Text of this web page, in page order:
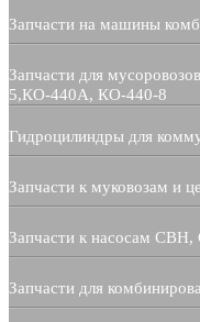
Запчасти на машины
Запчасти для
5,КО-440А, КО-440-8
Гидроцилиндры для
Запчасти к муковозам и
Запчасти к насосам
Запчасти для